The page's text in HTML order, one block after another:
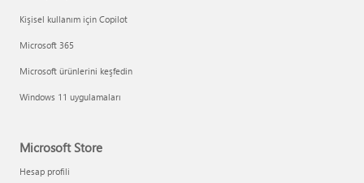
Kişisel kullanım için Copilot
Microsoft 365
Microsoft ürünlerini keşfedin
Windows 11 uygulamaları
Microsoft Store
Hesap profili